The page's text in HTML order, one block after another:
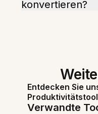
konvertieren?
Entdecken Sie
Verwandte